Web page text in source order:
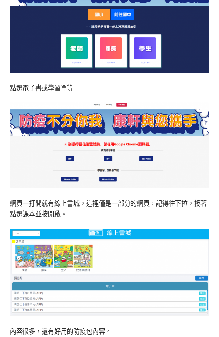
點選電子書或學習單等
網頁一打開就有線上書城，這裡僅是一部分的網頁，記得往下拉，接著
點選課本並按開啟。
內容很多，還有好用的防疫包內容。